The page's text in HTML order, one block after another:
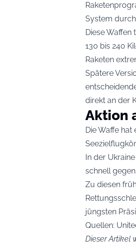
System
Diese
130 bis 240
Raketen
Spätere
direkt an der
Aktion
Die Waffe
In der
schnell
Zu diesen
jüngsten
Quellen:
Dieser Artikel